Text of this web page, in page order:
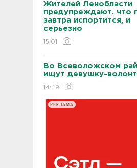
Жителей Ленобласти
предупреждают, что
завтра испортится, и
серьезно
15:01
Во Всеволожском
ищут девушку-
14:49
РЕКЛАМА